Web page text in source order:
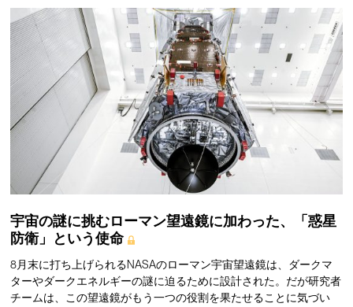
宇宙の謎に挑むローマン望遠鏡に加わった、「惑星
防衛」という使命
8月末に打ち上げられるNASAのローマン宇宙望遠鏡は、ダークマ
ターやダークエネルギーの謎に迫るために設計された。だが研究者
チームは、この望遠鏡がもう一つの役割を果たせることに気づい